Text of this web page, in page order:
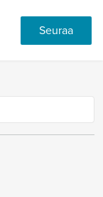
Seuraa